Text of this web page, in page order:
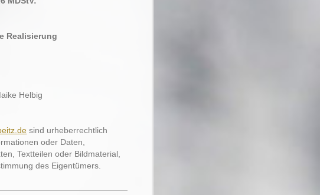
Realisierung
Helbig
sind urheberrechtlich
oder Daten,
Textteilen oder Bildmaterial,
des Eigentümers.